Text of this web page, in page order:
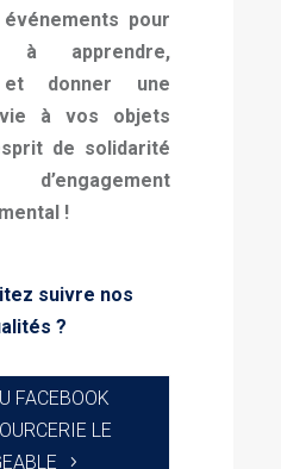
pour
à apprendre,
et donner une
à vos objets
de solidarité
!
suivre nos
?
FACEBOOK
LE